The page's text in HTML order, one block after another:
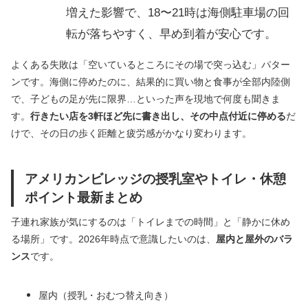
増えた影響で、18〜21時は海側駐車場の回
転が落ちやすく、早め到着が安心です。
よくある失敗は「空いているところにその場で突っ込む」パター
ンです。海側に停めたのに、結果的に買い物と食事が全部内陸側
で、子どもの足が先に限界…といった声を現地で何度も聞きま
す。 行きたい店を3軒ほど先に書き出し、その中点付近に停めるだ
けで、その日の歩く距離と疲労感がかなり変わります。
アメリカンビレッジの授乳室やトイレ・休憩
ポイント最新まとめ
子連れ家族が気にするのは「トイレまでの時間」と「静かに休め
る場所」です。2026年時点で意識したいのは、 屋内と屋外のバラ
ンスです。
屋内（授乳・おむつ替え向き）